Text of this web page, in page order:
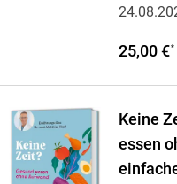
25,00 €*
Keine
essen